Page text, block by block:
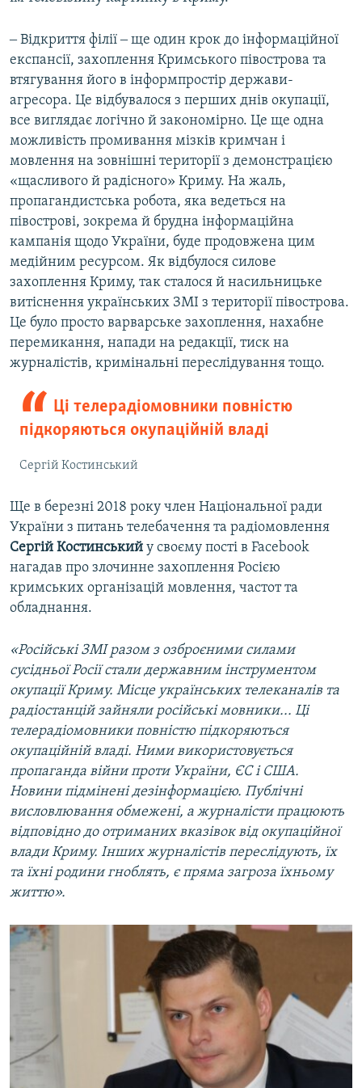
‒ Відкриття філії ‒ ще один крок до інформаційної
експансії, захоплення Кримського півострова та
втягування його в інформпростір держави-
агресора. Це відбувалося з перших днів окупації,
все виглядає логічно й закономірно. Це ще одна
можливість промивання мізків кримчан і
мовлення на зовнішні території з демонстрацією
«щасливого й радісного» Криму. На жаль,
пропагандистська робота, яка ведеться на
півострові, зокрема й брудна інформаційна
кампанія щодо України, буде продовжена цим
медійним ресурсом. Як відбулося силове
захоплення Криму, так сталося й насильницьке
витіснення українських ЗМІ з території півострова.
Це було просто варварське захоплення, нахабне
перемикання, напади на редакції, тиск на
журналістів, кримінальні переслідування тощо.
Ці телерадіомовники повністю
підкоряються окупаційній владі
Сергій Костинський
Ще в березні 2018 року член Національної ради
України з питань телебачення та радіомовлення
Сергій Костинський у своєму пості в Facebook
нагадав про злочинне захоплення Росією
кримських організацій мовлення, частот та
обладнання.
«Російські ЗМІ разом з озброєними силами
сусідньої Росії стали державним інструментом
окупації Криму. Місце українських телеканалів та
радіостанцій зайняли російські мовники... Ці
телерадіомовники повністю підкоряються
окупаційній владі. Ними використовується
пропаганда війни проти України, ЄС і США.
Новини підмінені дезінформацією. Публічні
висловлювання обмежені, а журналісти працюють
відповідно до отриманих вказівок від окупаційної
влади Криму. Інших журналістів переслідують, їх
та їхні родини гноблять, є пряма загроза їхньому
життю».